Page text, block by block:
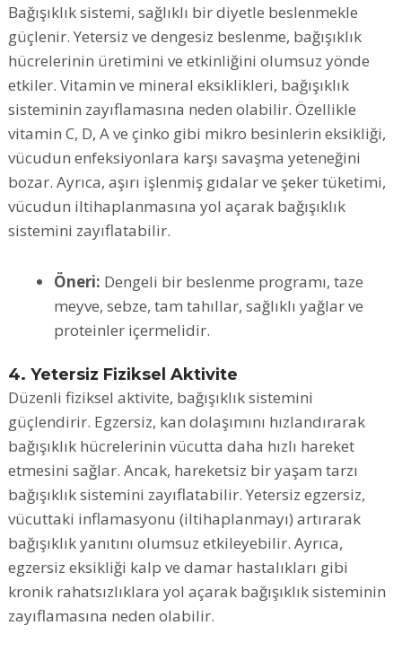
Bağışıklık sistemi, sağlıklı bir diyetle beslenmekle
güçlenir. Yetersiz ve dengesiz beslenme, bağışıklık
hücrelerinin üretimini ve etkinliğini olumsuz yönde
etkiler. Vitamin ve mineral eksiklikleri, bağışıklık
sisteminin zayıflamasına neden olabilir. Özellikle
vitamin C, D, A ve çinko gibi mikro besinlerin eksikliği,
vücudun enfeksiyonlara karşı savaşma yeteneğini
bozar. Ayrıca, aşırı işlenmiş gıdalar ve şeker tüketimi,
vücudun iltihaplanmasına yol açarak bağışıklık
sistemini zayıflatabilir.
Öneri: Dengeli bir beslenme programı, taze
meyve, sebze, tam tahıllar, sağlıklı yağlar ve
proteinler içermelidir.
4. Yetersiz Fiziksel Aktivite
Düzenli fiziksel aktivite, bağışıklık sistemini
güçlendirir. Egzersiz, kan dolaşımını hızlandırarak
bağışıklık hücrelerinin vücutta daha hızlı hareket
etmesini sağlar. Ancak, hareketsiz bir yaşam tarzı
bağışıklık sistemini zayıflatabilir. Yetersiz egzersiz,
vücuttaki inflamasyonu (iltihaplanmayı) artırarak
bağışıklık yanıtını olumsuz etkileyebilir. Ayrıca,
egzersiz eksikliği kalp ve damar hastalıkları gibi
kronik rahatsızlıklara yol açarak bağışıklık sisteminin
zayıflamasına neden olabilir.